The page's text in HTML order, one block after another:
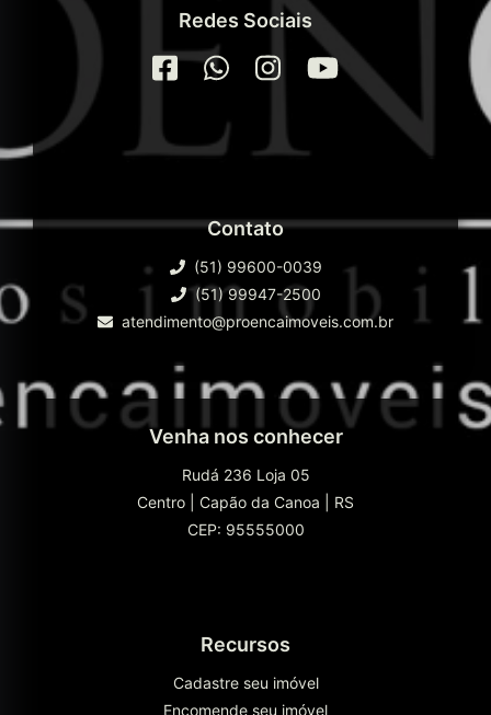
Redes Sociais
Contato
(51) 99600-0039
(51) 99947-2500
atendimento@proencaimoveis.com.br
Venha nos conhecer
Rudá 236 Loja 05
Centro
Capão da Canoa
RS
CEP: 95555000
Recursos
Cadastre seu imóvel
Encomende seu imóvel